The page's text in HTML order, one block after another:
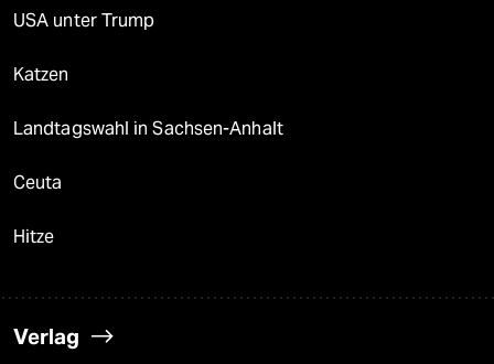
USA unter Trump
Katzen
Landtagswahl in Sachsen-Anhalt
Ceuta
Hitze
Verlag